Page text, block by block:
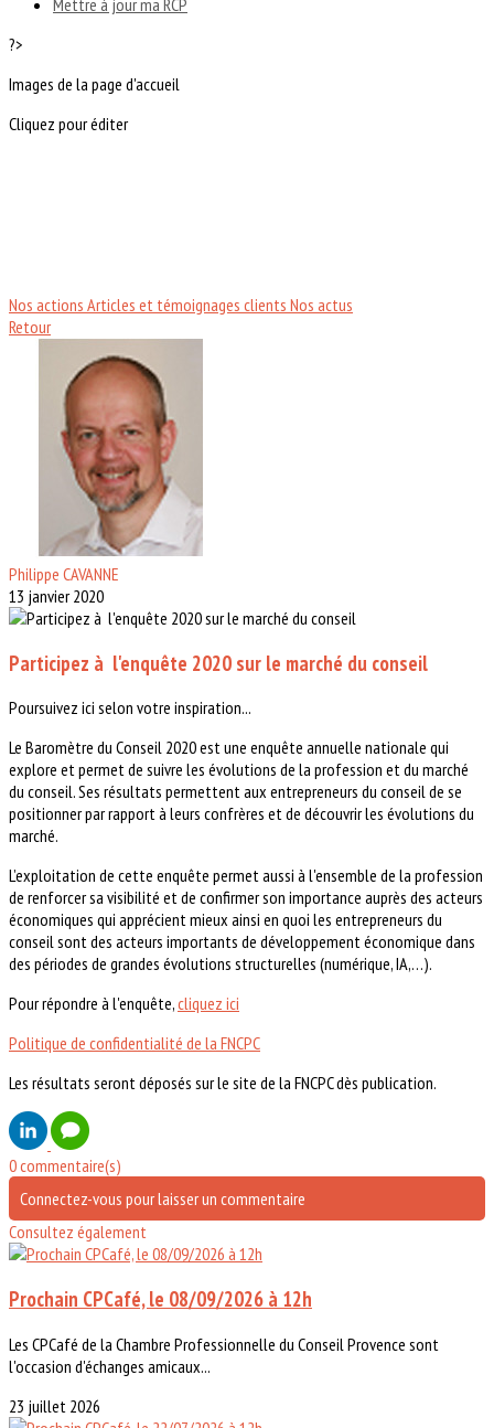
Mettre à jour ma RCP
?>
Images de la page d'accueil
Cliquez pour éditer
Nos actions Articles et témoignages clients Nos actus
Retour
Philippe CAVANNE
13 janvier 2020
Participez à l'enquête 2020 sur le marché du conseil
Poursuivez ici selon votre inspiration...
Le Baromètre du Conseil 2020 est une enquête annuelle nationale qui
explore et permet de suivre les évolutions de la profession et du marché
du conseil. Ses résultats permettent aux entrepreneurs du conseil de se
positionner par rapport à leurs confrères et de découvrir les évolutions du
marché.
L’exploitation de cette enquête permet aussi à l'ensemble de la profession
de renforcer sa visibilité et de confirmer son importance auprès des acteurs
économiques qui apprécient mieux ainsi en quoi les entrepreneurs du
conseil sont des acteurs importants de développement économique dans
des périodes de grandes évolutions structurelles (numérique, IA,…).
Pour répondre à l'enquête,cliquez ici
Politique de confidentialité de la FNCPC
Les résultats seront déposés sur le site de la FNCPC dès publication.
0 commentaire(s)
Connectez-vous pour laisser un commentaire
Consultez également
Prochain CPCafé, le 08/09/2026 à 12h
Les CPCafé de la Chambre Professionnelle du Conseil Provence sont
l'occasion d'échanges amicaux...
23 juillet 2026